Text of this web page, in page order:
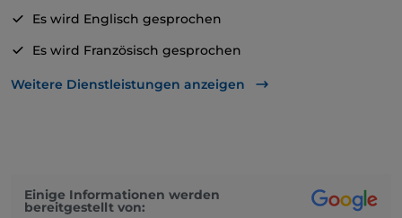
Es wird Englisch gesprochen
Es wird Französisch gesprochen
WLAN
Weitere Dienstleistungen anzeigen
Einige Informationen werden
bereitgestellt von: